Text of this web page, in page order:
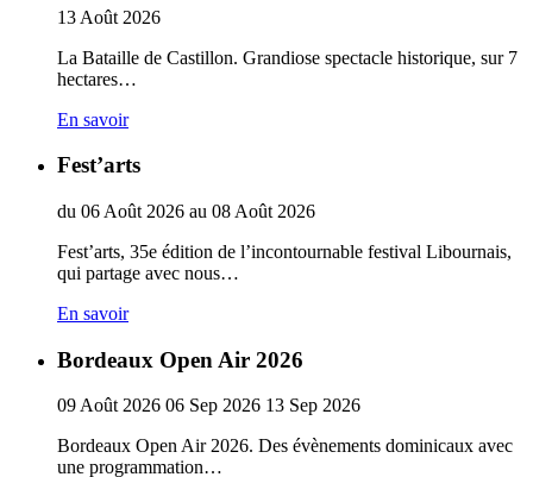
13 Août 2026
La Bataille de Castillon. Grandiose spectacle historique, sur 7
hectares…
En savoir
Fest’arts
du 06 Août 2026 au 08 Août 2026
Fest’arts, 35e édition de l’incontournable festival Libournais,
qui partage avec nous…
En savoir
Bordeaux Open Air 2026
09Août 2026 06 Sep 2026 13 Sep 2026
Bordeaux Open Air 2026. Des évènements dominicaux avec
une programmation…